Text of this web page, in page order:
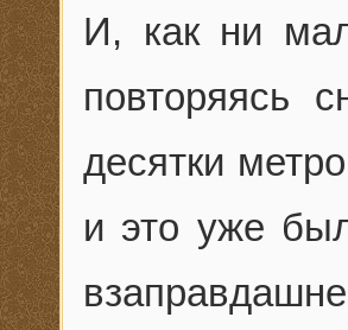
И, как ни
повторяясь
десятки
и это уже